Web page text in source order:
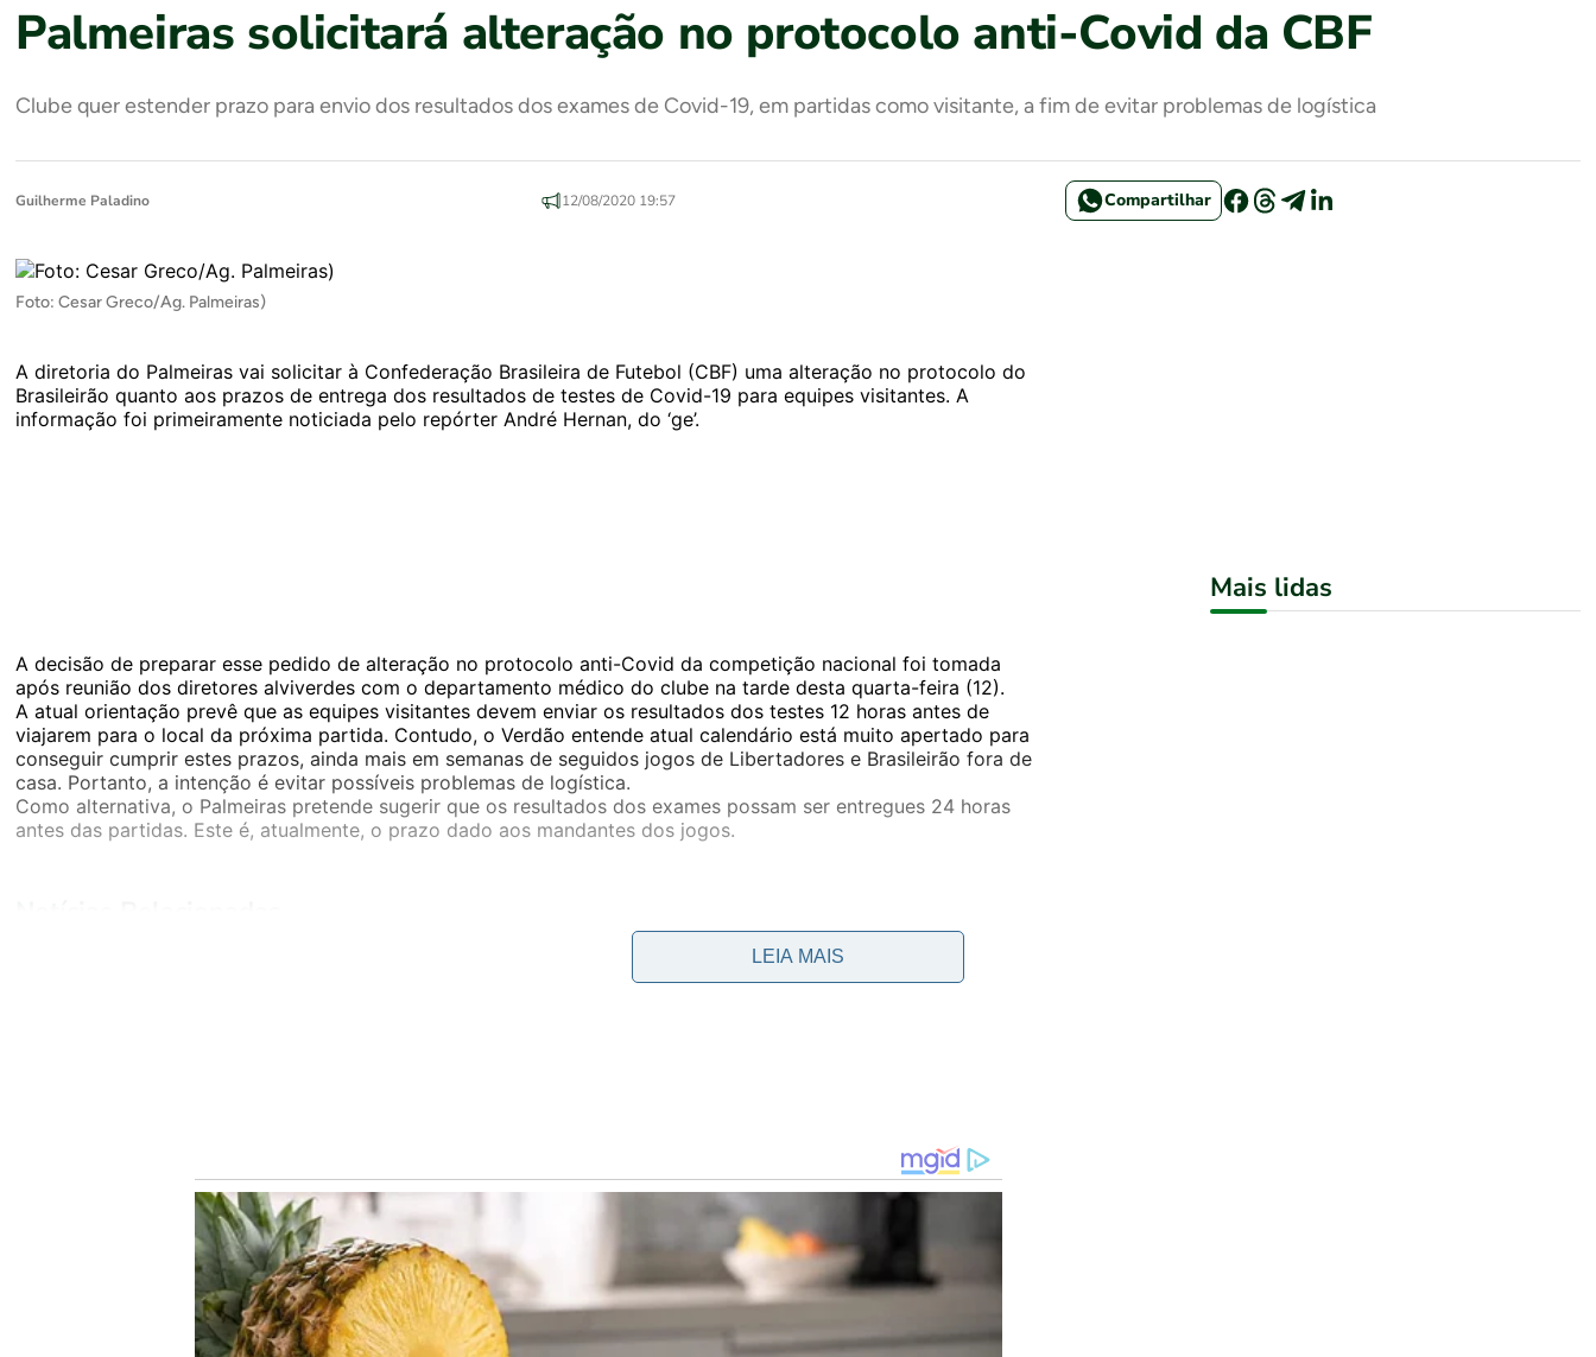
Palmeiras solicitará alteração no protocolo anti-Covid da CBF
Clube quer estender prazo para envio dos resultados dos exames de Covid-19, em partidas como visitante, a fim de evitar problemas de logística
Guilherme Paladino 12/08/2020 19:57 Compartilhar
Foto: Cesar Greco/Ag. Palmeiras)
A diretoria do Palmeiras vai solicitar à Confederação Brasileira de Futebol (CBF) uma alteração no protocolo do
Brasileirão quanto aos prazos de entrega dos resultados de testes de Covid-19 para equipes visitantes. A
informação foi primeiramente noticiada pelo repórter André Hernan, do ‘ge’.
A decisão de preparar esse pedido de alteração no protocolo anti-Covid da competição nacional foi tomada
após reunião dos diretores alviverdes com o departamento médico do clube na tarde desta quarta-feira (12).
A atual orientação prevê que as equipes visitantes devem enviar os resultados dos testes 12 horas antes de
viajarem para o local da próxima partida. Contudo, o Verdão entende atual calendário está muito apertado para
conseguir cumprir estes prazos, ainda mais em semanas de seguidos jogos de Libertadores e Brasileirão fora de
casa. Portanto, a intenção é evitar possíveis problemas de logística.
Como alternativa, o Palmeiras pretende sugerir que os resultados dos exames possam ser entregues 24 horas
antes das partidas. Este é, atualmente, o prazo dado aos mandantes dos jogos.
Palmeiras estreia no Brasileirão com um bicampeão e 10 debutantes
Atletas do Palmeiras aderem ao meme do ‘Neymar de Moicano’
A chance de ouro dos meninos do Palmeiras
Mais lidas
LEIA MAIS